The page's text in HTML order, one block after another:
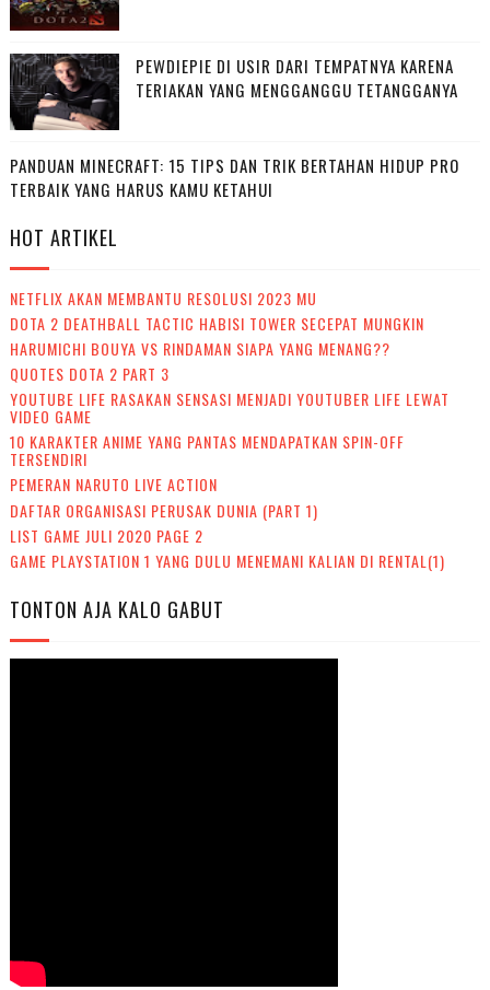
PEWDIEPIE DI USIR DARI TEMPATNYA KARENA
TERIAKAN YANG MENGGANGGU TETANGGANYA
PANDUAN MINECRAFT: 15 TIPS DAN TRIK BERTAHAN HIDUP PRO
TERBAIK YANG HARUS KAMU KETAHUI
HOT ARTIKEL
NETFLIX AKAN MEMBANTU RESOLUSI 2023 MU
DOTA 2 DEATHBALL TACTIC HABISI TOWER SECEPAT MUNGKIN
HARUMICHI BOUYA VS RINDAMAN SIAPA YANG MENANG??
QUOTES DOTA 2 PART 3
YOUTUBE LIFE RASAKAN SENSASI MENJADI YOUTUBER LIFE LEWAT
VIDEO GAME
10 KARAKTER ANIME YANG PANTAS MENDAPATKAN SPIN-OFF
TERSENDIRI
PEMERAN NARUTO LIVE ACTION
DAFTAR ORGANISASI PERUSAK DUNIA (PART 1)
LIST GAME JULI 2020 PAGE 2
GAME PLAYSTATION 1 YANG DULU MENEMANI KALIAN DI RENTAL(1)
TONTON AJA KALO GABUT